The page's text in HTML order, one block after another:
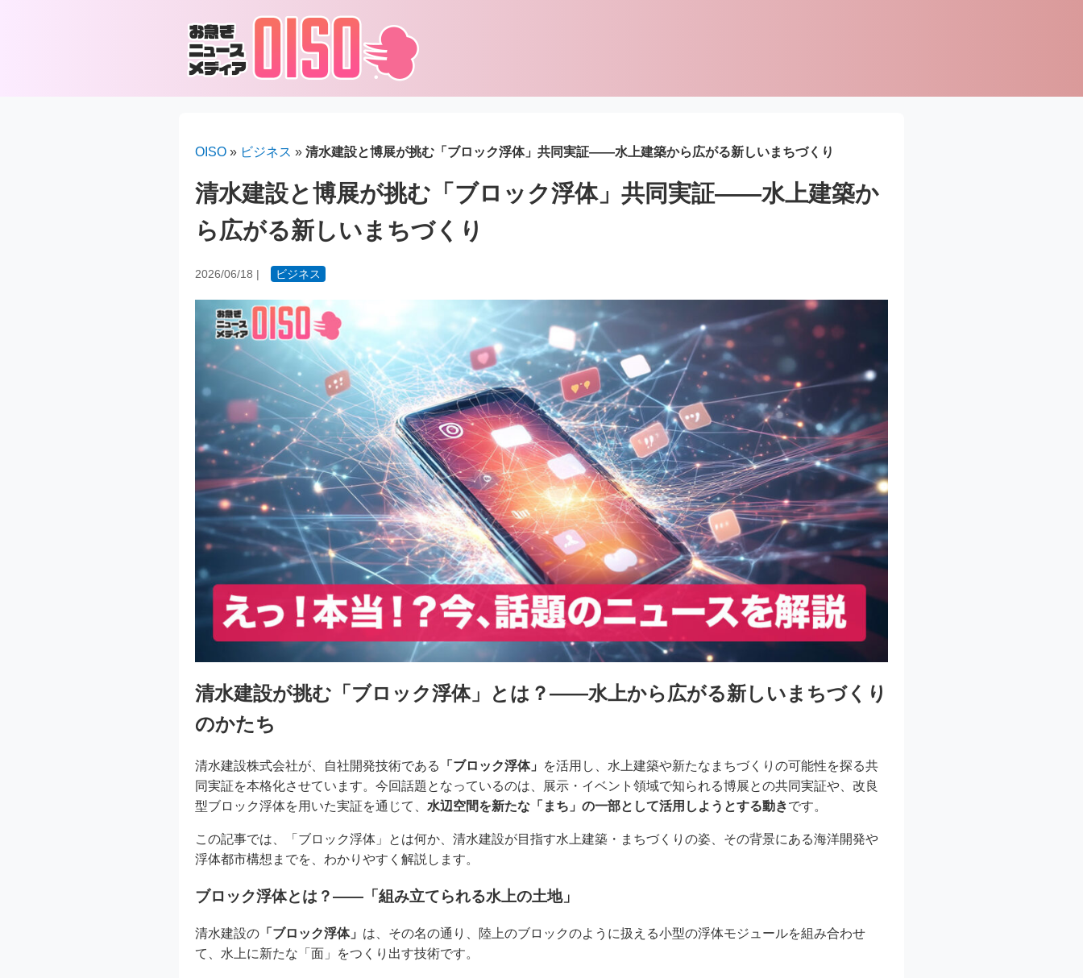
OISO » ビジネス » 清水建設と博展が挑む「ブロック浮体」共同実証――水上建築から広がる新しいまちづくり
清水建設と博展が挑む「ブロック浮体」共同実証――水上建築か
ら広がる新しいまちづくり
2026/06/18 | ビジネス
清水建設が挑む「ブロック浮体」とは？――水上から広がる新しいまちづくり
のかたち
清水建設株式会社が、自社開発技術である 「ブロック浮体」
を活用し、水上建築や新たなまちづくりの可能性を探る共
同実証を本格化させています。今回話題となっているのは、展示・イベント領域で知られる博展との共同実証や、改良
型ブロック浮体を用いた実証を通じて、 水辺空間を新たな「まち」の一部として活用しようとする動きです。
この記事では、「ブロック浮体」とは何か、清水建設が目指す水上建築・まちづくりの姿、その背景にある海洋開発や
浮体都市構想までを、わかりやすく解説します。
ブロック浮体とは？――「組み立てられる水上の土地」
清水建設の 「ブロック浮体」 は、その名の通り、陸上のブロックのように扱える小型の浮体モジュールを組み合わせ
て、水上に新たな「面」をつくり出す技術です。